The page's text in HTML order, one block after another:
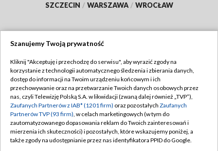
SZCZECIN / WARSZAWA / WROCŁAW
TVP
Abonament TVP
Emisja w TVP
Centrum informacji TVP
Naziemna Telewizja Cyfrowa
Regulamin TVP
Polityka prywatności
Moje zgody
Pomoc
Szanujemy Twoją prywatność
Kliknij "Akceptuję i przechodzę do serwisu", aby wyrazić zgody na
korzystanie z technologii automatycznego śledzenia i zbierania danych,
dostęp do informacji na Twoim urządzeniu końcowym i ich
przechowywanie oraz na przetwarzanie Twoich danych osobowych przez
nas, czyli Telewizję Polską S.A. w likwidacji (zwaną dalej również „TVP”),
Zaufanych Partnerów z IAB* (1201 firm) oraz pozostałych Zaufanych
Partnerów TVP (93 firm), w celach marketingowych (w tym do
zautomatyzowanego dopasowania reklam do Twoich zainteresowań i
mierzenia ich skuteczności) i pozostałych, które wskazujemy poniżej, a
także zgody na udostępnianie przez nas identyfikatora PPID do Google.